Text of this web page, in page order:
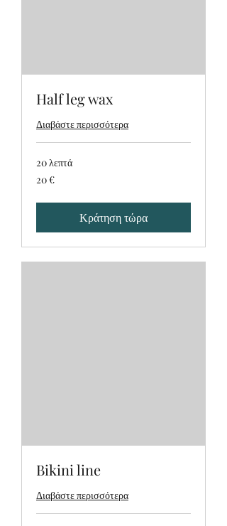
Half leg wax
Διαβάστε περισσότερα
20 λεπτά
ευρώ
20 €
Κράτηση τώρα
Bikini line
Διαβάστε περισσότερα